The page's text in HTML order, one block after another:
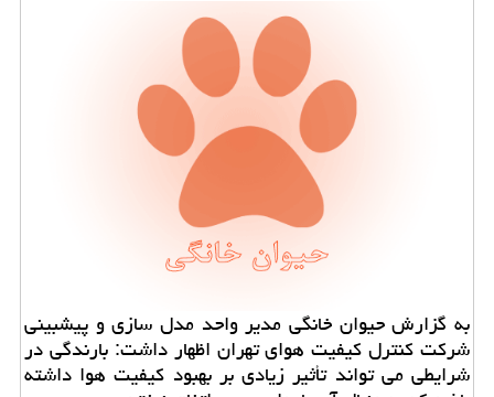
به گزارش حیوان خانگی مدیر واحد مدل سازی و پیشبینی
شركت كنترل كیفیت هوای تهران اظهار داشت: بارندگی در
شرایطی می تواند تأثیر زیادی بر بهبود كیفیت هوا داشته